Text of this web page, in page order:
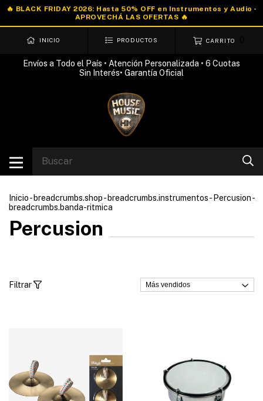
INICIO PRODUCTOS CARRITO
Envíos a Todo el País • Atención Personalizada • 6 Cuotas
Sin Interés• Garantía Oficial
Inicio- breadcrumbs.shop- breadcrumbs.instrumentos- Percusion-
breadcrumbs.banda-ritmica
Percusion
Filtrar